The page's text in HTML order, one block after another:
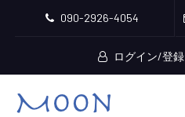
090-2926-4054
ログイン/登録